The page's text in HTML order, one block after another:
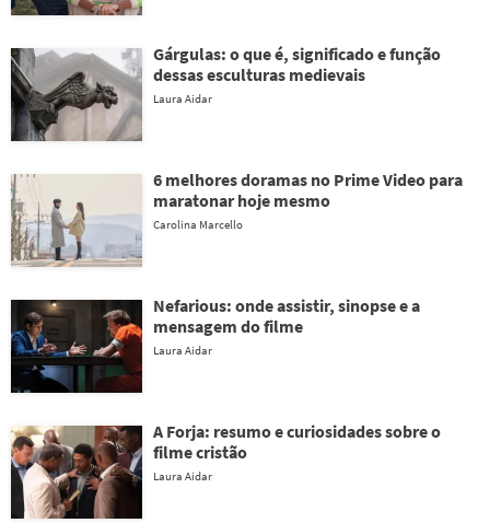
Gárgulas: o que é, significado e função
dessas esculturas medievais
Laura Aidar
6 melhores doramas no Prime Video para
maratonar hoje mesmo
Carolina Marcello
Nefarious: onde assistir, sinopse e a
mensagem do filme
Laura Aidar
A Forja: resumo e curiosidades sobre o
filme cristão
Laura Aidar